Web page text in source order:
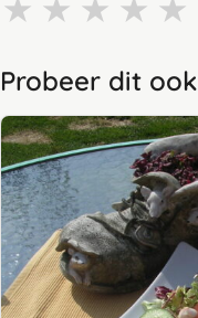
★ ★ ★ ★ ★
Probeer dit ook